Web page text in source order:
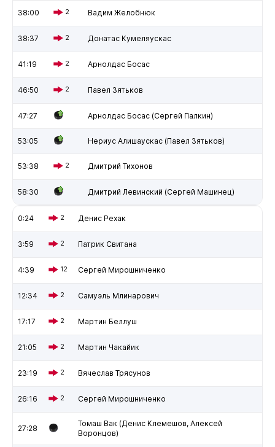
38:00 2 Вадим Желобнюк
38:37 2 Донатас Кумеляускас
41:19 2 Арнолдас Босас
46:50 2 Павел Зятьков
47:27 Арнолдас Босас (Сергей Палкин)
53:05 Нериус Алишаускас (Павел Зятьков)
53:38 2 Дмитрий Тихонов
58:30 Дмитрий Левинский (Сергей Машинец)
0:24 2 Денис Рехак
3:59 2 Патрик Свитана
4:39 12 Сергей Мирошниченко
12:34 2 Самуэль Млинарович
17:17 2 Мартин Беллуш
21:05 2 Мартин Чакайик
23:19 2 Вячеслав Трясунов
26:16 2 Сергей Мирошниченко
27:28
Томаш Вак (Денис Клемешов, Алексей
Воронцов)